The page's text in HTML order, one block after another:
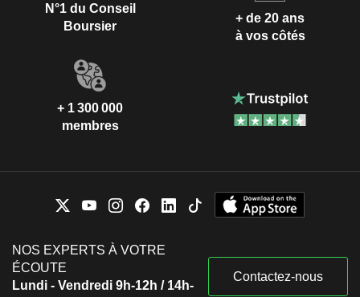
N°1 du Conseil
Boursier
+ de 20 ans
à vos côtés
+ 1 300 000
membres
NOS EXPERTS À VOTRE
ÉCOUTE
Lundi - Vendredi 9h-12h / 14h-
Contactez-nous